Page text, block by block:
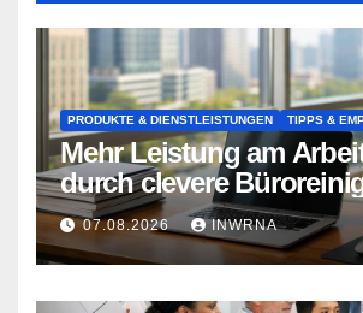
PRODUKTE & DIENSTLEISTUNGEN TIPPS &
Mehr Leistung am
durch clevere
Essen
07.08.2026 INWRNA